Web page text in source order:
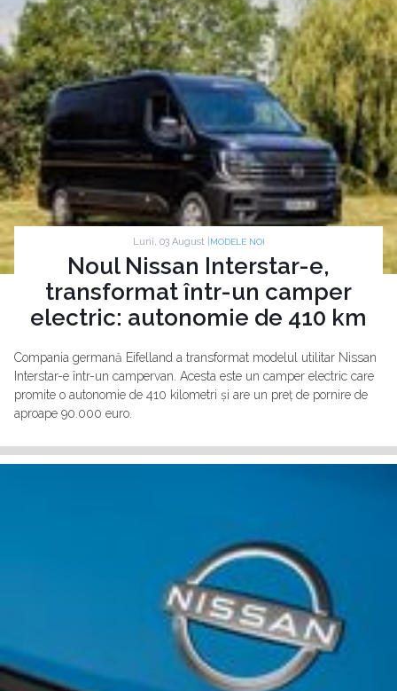
Luni, 03 August | MODELE NOI
Noul Nissan Interstar-e,
transformat într-un camper
electric: autonomie de 410 km
Compania germană Eifelland a transformat modelul utilitar Nissan
Interstar-e într-un campervan. Acesta este un camper electric care
promite o autonomie de 410 kilometri și are un preț de pornire de
aproape 90.000 euro.